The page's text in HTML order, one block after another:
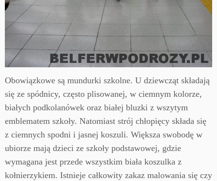
Obowiązkowe są mundurki szkolne. U dziewcząt składają
się ze spódnicy, często plisowanej, w ciemnym kolorze,
białych podkolanówek oraz białej bluzki z wszytym
emblematem szkoły. Natomiast strój chłopięcy składa się
z ciemnych spodni i jasnej koszuli. Większa swobodę w
ubiorze mają dzieci ze szkoły podstawowej, gdzie
wymagana jest przede wszystkim biała koszulka z
kołnierzykiem. Istnieje całkowity zakaz malowania się czy